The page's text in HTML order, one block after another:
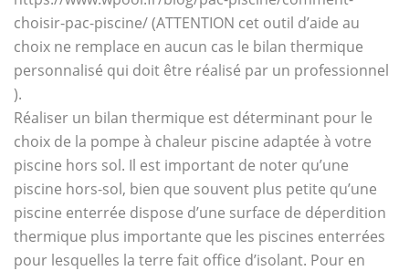
choisir-pac-piscine/ (ATTENTION cet outil d’aide au
choix ne remplace en aucun cas le bilan thermique
personnalisé qui doit être réalisé par un professionnel
).
Réaliser un bilan thermique est déterminant pour le
choix de la pompe à chaleur piscine adaptée à votre
piscine hors sol. Il est important de noter qu’une
piscine hors-sol, bien que souvent plus petite qu’une
piscine enterrée dispose d’une surface de déperdition
thermique plus importante que les piscines enterrées
pour lesquelles la terre fait office d’isolant. Pour en